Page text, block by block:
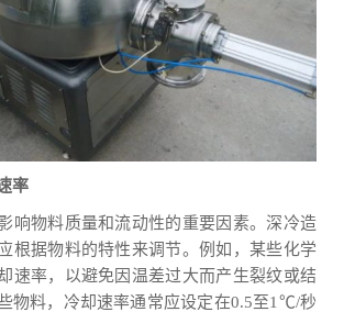
率
物料质量和流动性的重要因素。深冷造
根据物料的特性来调节。例如，某些化学
速率，以避免因温差过大而产生裂纹或结
物料，冷却速率通常应设定在0.5至1℃/秒